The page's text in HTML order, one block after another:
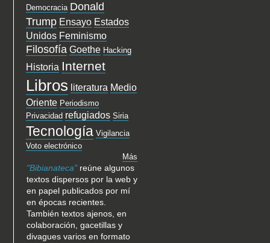
Democracia Donald
Trump Ensayo Estados
Unidos Feminismo
Filosofía Goethe Hacking
Historia Internet
Libros literatura Medio
Oriente Periodismo
Privacidad refugiados Siria
Tecnología Vigilancia
Voto electrónico
Más
"Bibianateca"reúne algunos
textos dispersos por la web y
en papel publicados por mí
en épocas recientes.
También textos ajenos, en
colaboración, gacetillas y
divagues varios en formato